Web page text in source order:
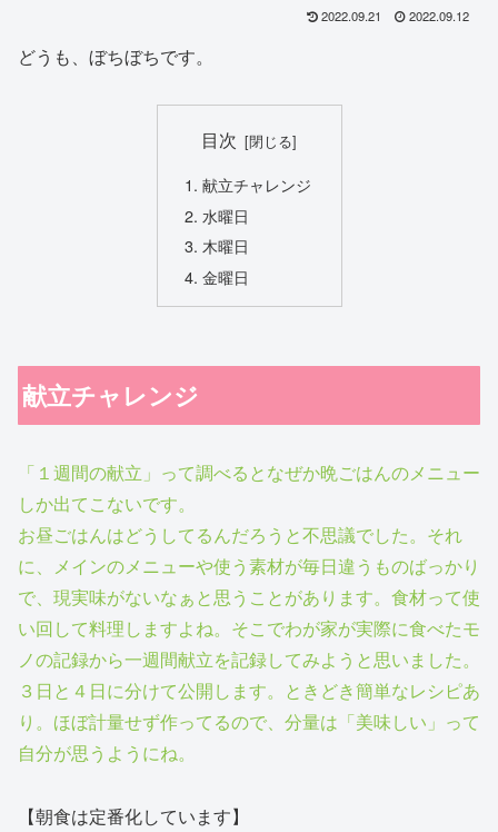
2022.09.21 2022.09.12
どうも、ぼちぼちです。
目次
献立チャレンジ
水曜日
木曜日
金曜日
献立チャレンジ
「１週間の献立」って調べるとなぜか晩ごはんのメニュー
しか出てこないです。
お昼ごはんはどうしてるんだろうと不思議でした。それ
に、メインのメニューや使う素材が毎日違うものばっかり
で、現実味がないなぁと思うことがあります。食材って使
い回して料理しますよね。そこでわが家が実際に食べたモ
ノの記録から一週間献立を記録してみようと思いました。
３日と４日に分けて公開します。ときどき簡単なレシピあ
り。ほぼ計量せず作ってるので、分量は「美味しい」って
自分が思うようにね。
【朝食は定番化しています】